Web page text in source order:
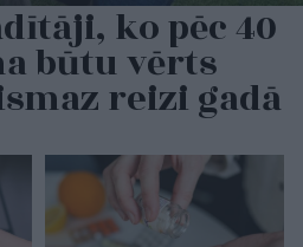
ko pēc 40
būtu vērts
reizi gadā